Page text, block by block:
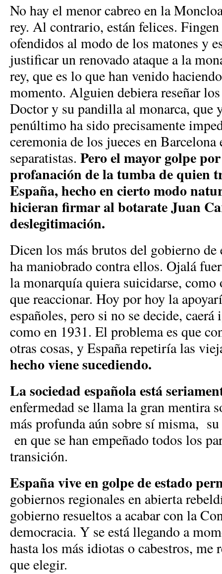
No hay el menor cabreo en la
rey. Al contrario, están felices.
ofendidos al modo de los matones y
justificar un renovado ataque a la
rey, que es lo que han venido
momento. Alguien debiera reseñar
Doctor y su pandilla al monarca, que
penúltimo ha sido precisamente
ceremonia de los jueces en
separatistas. Pero el mayor golpe
profanación de la tumba de quien
España, hecho en cierto modo
hicieran firmar al botarate Juan
deslegitimación.
Dicen los más brutos del gobierno de
ha maniobrado contra ellos. Ojalá
la monarquía quiera suicidarse,
que reaccionar. Hoy por hoy la
españoles, pero si no se decide,
como en 1931. El problema es que
otras cosas, y España repetiría las
hecho viene sucediendo.
La sociedad española está
enfermedad se llama la gran mentira
más profunda aún sobre sí misma,
en que se han empeñado todos los
transición.
España vive en golpe de estado
gobiernos regionales en abierta
gobierno resueltos a acabar con la
democracia. Y se está llegando a
hasta los más idiotas o cabestros,
que elegir.